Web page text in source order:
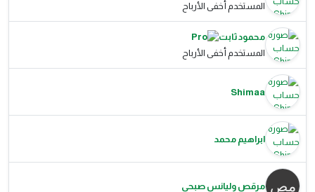
المستخدم أخفى الأرباح
محمود ثابت
المستخدم أخفى الأرباح
Shimaa
ابراهيم محمد
مرقص وليانس صبحى